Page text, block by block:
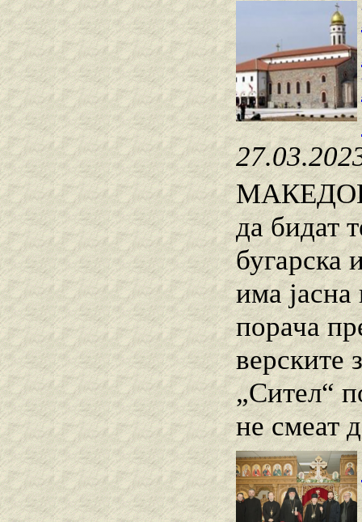
да бидат
бугарска
има јасна
порача
верските
„Сител“
не смеат